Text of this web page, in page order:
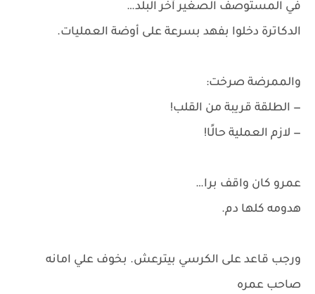
في المستوصف الصغير آخر البلد…
الدكاترة دخلوا بفهد بسرعة على أوضة العمليات.
والممرضة صرخت:
— الطلقة قريبة من القلب!
— لازم العملية حالًا!
عمرو كان واقف برا…
هدومه كلها دم.
ورجب قاعد على الكرسي بيترعش. بخوف علي امانه
صاحب عمره